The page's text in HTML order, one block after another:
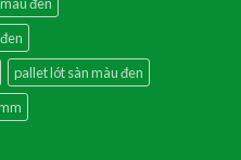
đen
pallet lót sàn màu đen